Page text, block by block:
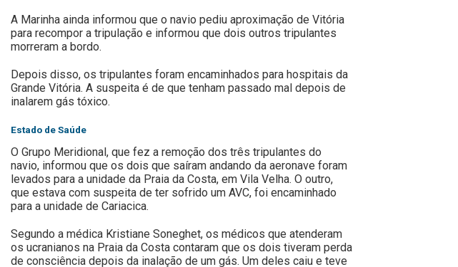
A Marinha ainda informou que o navio pediu aproximação de Vitória
para recompor a tripulação e informou que dois outros tripulantes
morreram a bordo.
Depois disso, os tripulantes foram encaminhados para hospitais da
Grande Vitória. A suspeita é de que tenham passado mal depois de
inalarem gás tóxico.
Estado de Saúde
O Grupo Meridional, que fez a remoção dos três tripulantes do
navio, informou que os dois que saíram andando da aeronave foram
levados para a unidade da Praia da Costa, em Vila Velha. O outro,
que estava com suspeita de ter sofrido um AVC, foi encaminhado
para a unidade de Cariacica.
Segundo a médica Kristiane Soneghet, os médicos que atenderam
os ucranianos na Praia da Costa contaram que os dois tiveram perda
de consciência depois da inalação de um gás. Um deles caiu e teve